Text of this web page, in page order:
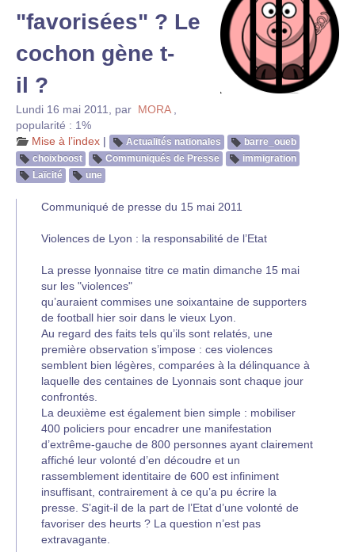
"favorisées" ? Le
cochon gène t-
il ?
Lundi 16 mai 2011 par MORA
popularité : 1%
Mise à l’index | Actualités nationales
barre_oueb
choixboost
Communiqués de Presse
immigration
Laïcité
une
Communiqué de presse du 15 mai 2011
Violences de Lyon : la responsabilité de l’Etat
La presse lyonnaise titre ce matin dimanche 15 mai
sur les "violences"
qu’auraient commises une soixantaine de supporters
de football hier soir dans le vieux Lyon.
Au regard des faits tels qu’ils sont relatés, une
première observation s’impose : ces violences
semblent bien légères, comparées à la délinquance à
laquelle des centaines de Lyonnais sont chaque jour
confrontés.
La deuxième est également bien simple : mobiliser
400 policiers pour encadrer une manifestation
d’extrême-gauche de 800 personnes ayant clairement
affiché leur volonté d’en découdre et un
rassemblement identitaire de 600 est infiniment
insuffisant, contrairement à ce qu’a pu écrire la
presse. S’agit-il de la part de l’Etat d’une volonté de
favoriser des heurts ? La question n’est pas
extravagante.